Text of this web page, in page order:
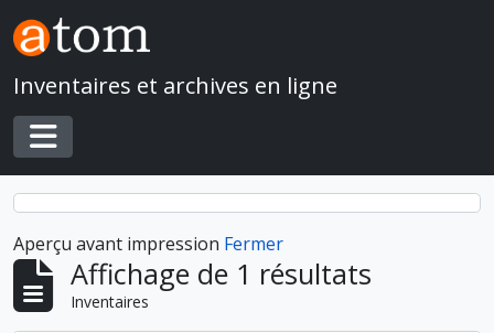
Skip to main content
Inventaires et archives en ligne
Toggle navigation
Aperçu avant impression Fermer
Affichage de 1 résultats
Inventaires